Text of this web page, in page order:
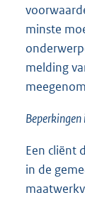
minste
melding
Een cliënt
in de